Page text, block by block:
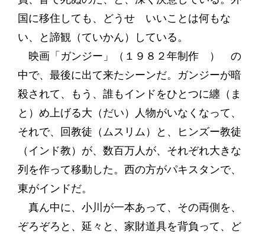
国に移住しても、どうせ いいことは何もな
い、と諦観（ていかん）している。
映画「ガンジー」（１９８２年制作 ） の
中で、最後に出て来たシーンだ。ガンジーが暗
殺されて、もう、誰もインドをひとつに纏（ま
と）め上げる大（だい）人物がいなくなって、
それで、回教徒（ムスリム）と、ヒンズー教徒
（インド教）が、数百万人が、それぞれ大きな
列を作って移動した。西の方がパキスタンで、
東がインドだ。
真ん中に、小川が一本あって、その両側を、
ぞろぞろと、延々と、家財道具を背負って、ど